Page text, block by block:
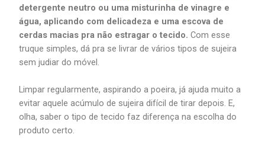
detergente neutro ou uma misturinha de vinagre e
água, aplicando com delicadeza e uma escova de
cerdas macias pra não estragar o tecido. Com esse
truque simples, dá pra se livrar de vários tipos de sujeira
sem judiar do móvel.
Limpar regularmente, aspirando a poeira, já ajuda muito a
evitar aquele acúmulo de sujeira difícil de tirar depois. E,
olha, saber o tipo de tecido faz diferença na escolha do
produto certo.